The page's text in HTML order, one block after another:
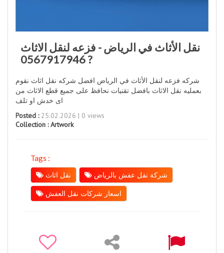
نقل الأثاث في الرياض - فزعه لنقل الاثاث
? 0567917946
شركه فزعه لنقل الأثاث في الرياض افضل شركه نقل اثاث نقوم
بعمليه نقل الاثاث بافضل تقنيات نحافظ على جميع قطع الاثاث من
اى خدش او تلف
Posted :25.02.2026 | 0 views
Collection :Artwork
Tags :
نقل اثاث
شركة نقل عفش بالرياض
اسعار شركات نقل العفش